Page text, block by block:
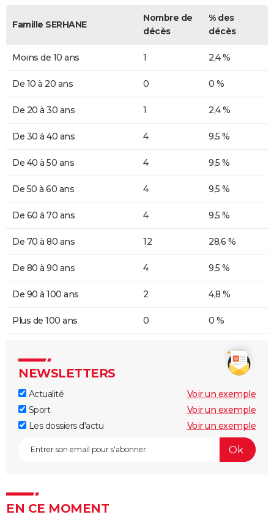
Famille SERHANE
Nombre de
décès
% des
décès
Moins de 10 ans 1 2,4 %
De 10 à 20 ans 0 0 %
De 20 à 30 ans 1 2,4 %
De 30 à 40 ans 4 9,5 %
De 40 à 50 ans 4 9,5 %
De 50 à 60 ans 4 9,5 %
De 60 à 70 ans 4 9,5 %
De 70 à 80 ans 12 28,6 %
De 80 à 90 ans 4 9,5 %
De 90 à 100 ans 2 4,8 %
Plus de 100 ans 0 0 %
NEWSLETTERS
Actualité
Voir un exemple
Sport
Voir un exemple
Les dossiers d'actu
Voir un exemple
EN CE MOMENT